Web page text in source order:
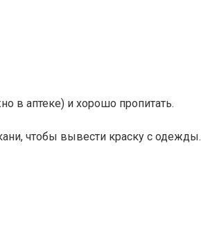
в аптеке) и хорошо пропитать.
чтобы вывести краску с одежды.